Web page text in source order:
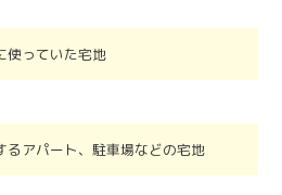
使っていた宅地
るアパート、駐車場などの宅地